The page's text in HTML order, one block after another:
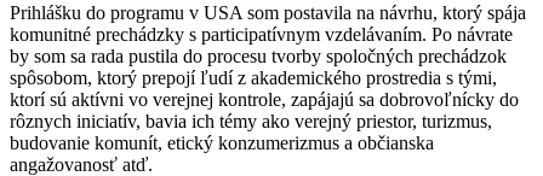
Prihlášku do programu v USA som postavila na návrhu, ktorý spája
komunitné prechádzky s participatívnym vzdelávaním. Po návrate
by som sa rada pustila do procesu tvorby spoločných prechádzok
spôsobom, ktorý prepojí ľudí z akademického prostredia s tými,
ktorí sú aktívni vo verejnej kontrole, zapájajú sa dobrovoľnícky do
rôznych iniciatív, bavia ich témy ako verejný priestor, turizmus,
budovanie komunít, etický konzumerizmus a občianska
angažovanosť atď.